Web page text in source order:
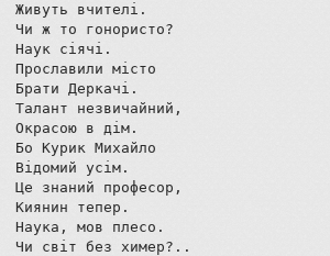
Живуть вчителі.
Чи ж то гонористо?
Наук сіячі.
Прославили місто
Брати Деркачі.
Талант незвичайний,
Окрасою в дім.
Бо Курик Михайло
Відомий усім.
Це знаний професор,
Киянин тепер.
Наука, мов плесо.
Чи світ без химер?..